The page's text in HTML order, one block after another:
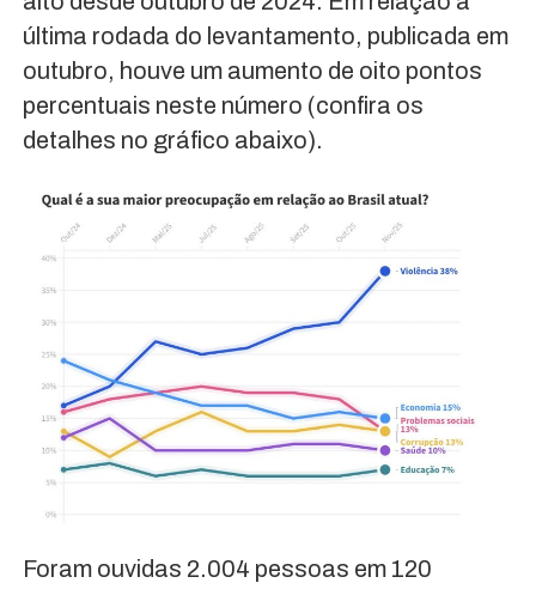
última rodada do levantamento, publicada em
outubro, houve um aumento de oito pontos
percentuais neste número (confira os
detalhes no gráfico abaixo).
Foram ouvidas 2.004 pessoas em 120